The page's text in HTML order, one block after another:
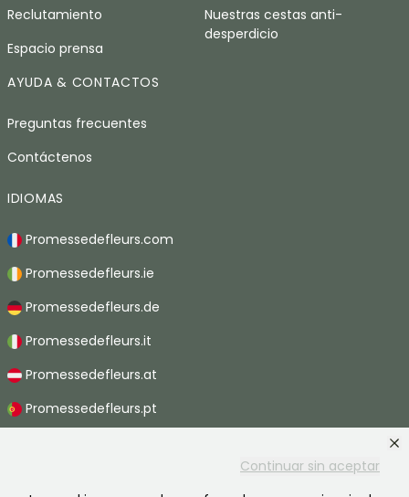
Continuar sin aceptar
Reclutamiento
Espacio prensa
Nuestras cestas anti-
desperdicio
AYUDA & CONTACTOS
Preguntas frecuentes
Contáctenos
IDIOMAS
Promessedefleurs.com
Promessedefleurs.ie
Promessedefleurs.de
Promessedefleurs.it
Promessedefleurs.at
Promessedefleurs.pt